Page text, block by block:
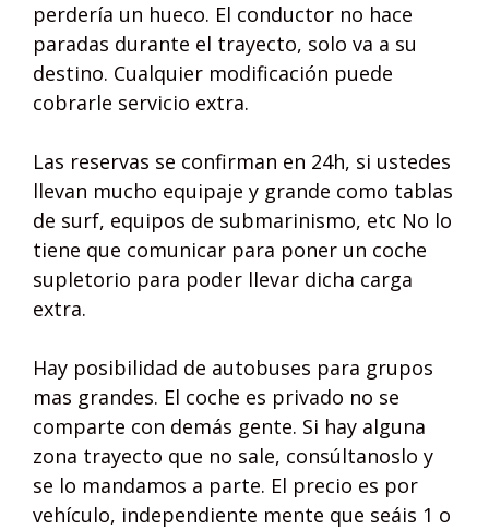
perdería un hueco. El conductor no hace
paradas durante el trayecto, solo va a su
destino. Cualquier modificación puede
cobrarle servicio extra.
Las reservas se confirman en 24h, si ustedes
llevan mucho equipaje y grande como tablas
de surf, equipos de submarinismo, etc No lo
tiene que comunicar para poner un coche
supletorio para poder llevar dicha carga
extra.
Hay posibilidad de autobuses para grupos
mas grandes. El coche es privado no se
comparte con demás gente. Si hay alguna
zona trayecto que no sale, consúltanoslo y
se lo mandamos a parte. El precio es por
vehículo, independiente mente que seáis 1 o